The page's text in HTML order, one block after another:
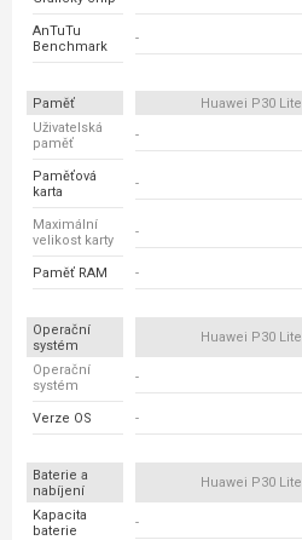
AnTuTu
Benchmark
-
Paměť Huawei P30 Lite
Uživatelská
paměť
-
Paměťová
karta
-
Maximální
velikost karty
-
Paměť RAM -
Operační
systém
Huawei P30 Lite
Operační
systém
-
Verze OS -
Baterie a
nabíjení
Huawei P30 Lite
Kapacita
baterie
-